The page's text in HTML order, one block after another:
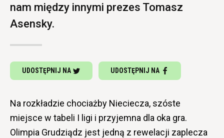
nam między innymi prezes Tomasz
Asensky.
UDOSTĘPNIJ NA UDOSTĘPNIJ NA
Na rozkładzie chociażby Nieciecza, szóste
miejsce w tabeli I ligi i przyjemna dla oka gra.
Olimpia Grudziądz jest jedną z rewelacji zaplecza